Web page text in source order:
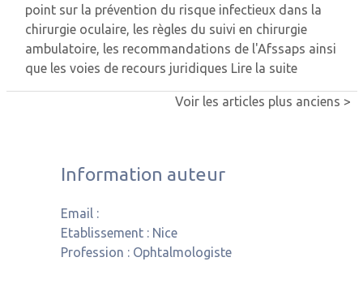
point sur la prévention du risque infectieux dans la
chirurgie oculaire, les règles du suivi en chirurgie
ambulatoire, les recommandations de l'Afssaps ainsi
que les voies de recours juridiques Lire la suite
Voir les articles plus anciens >
Information auteur
Email :
Etablissement : Nice
Profession : Ophtalmologiste